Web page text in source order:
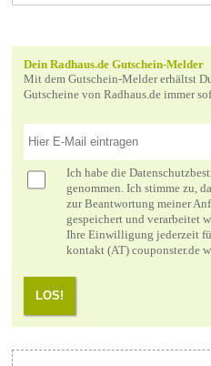
Dein Radhaus.de Gutschein-Melder
Mit dem Gutschein-Melder erhältst
Gutscheine von Radhaus.de immer
Ich habe die
genommen. Ich stimme zu,
zur Beantwortung meiner
gespeichert und verarbeitet
Ihre Einwilligung jederzeit
kontakt (AT) couponster.de
LOS!